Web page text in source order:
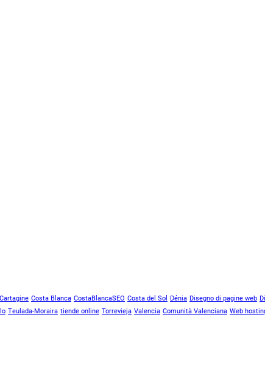
Cartagine Costa Blanca CostaBlancaSEO Costa del Sol Dénia Disegno di pagine web
Teulada-Moraira tiende online Torrevieja Valencia Comunità Valenciana Web